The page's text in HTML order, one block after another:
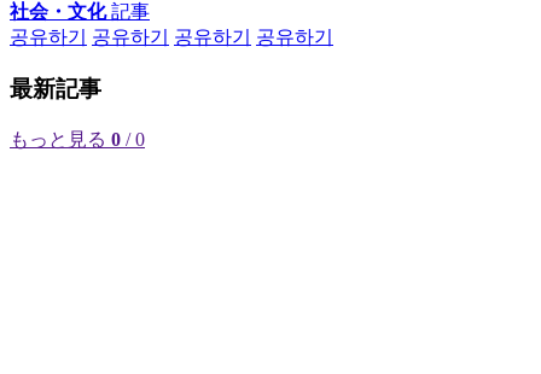
社会・文化記事
공유하기
공유하기 공유하기 공유하기
最新記事
もっと見る 0 / 0